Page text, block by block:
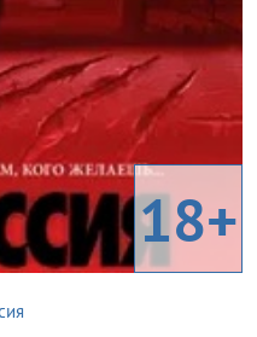
18+